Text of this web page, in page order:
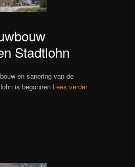
Stadtlohn
en sanering van de
is begonnen Lees verder